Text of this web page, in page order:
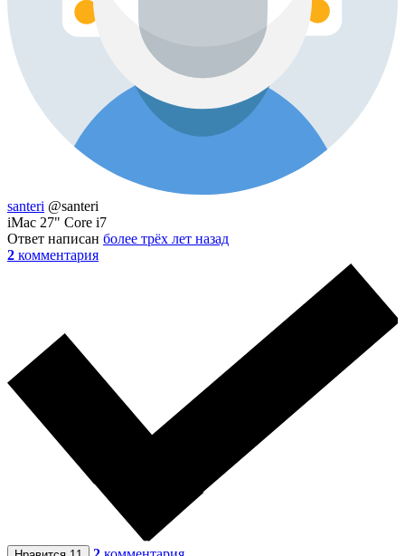
santeri @santeri
iMac 27" Core i7
Ответ написан более трёх лет назад
2 комментария